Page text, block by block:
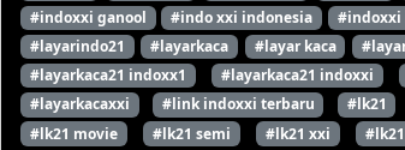
#indoxxi ganool
#indo xxi indonesia #indoxxi
#layarindo21
#layarkaca #layar kaca
#layarkaca21 indoxx1
#layarkaca21 indoxxi
#layarkacaxxi
#link indoxxi terbaru #lk21
#lk21 movie
#lk21 semi #lk21 xxi